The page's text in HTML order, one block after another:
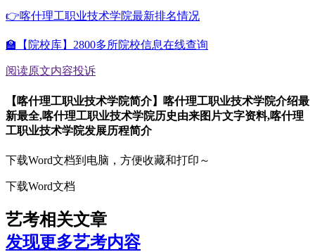
👉喀什理工职业技术学院最新排名情况
🏫【院校库】2800多所院校信息在线查询
阅读原文内容投诉
【喀什理工职业技术学院简介】喀什理工职业技术学院介绍最
新最全,喀什理工职业技术学院历史由来图片文字资料,喀什理
工职业技术学院发展历程简介
下载Word文档到电脑，方便收藏和打印～
下载Word文档
艺考相关文章
发现更多艺考内容